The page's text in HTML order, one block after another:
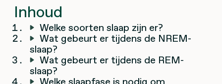
Inhoud
Welke soorten slaap zijn er?
Wat gebeurt er tijdens de NREM-
slaap?
Wat gebeurt er tijdens de REM-
slaap?